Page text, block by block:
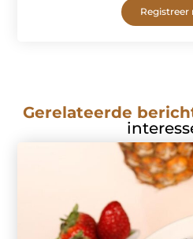
Registreer
Gerelateerde